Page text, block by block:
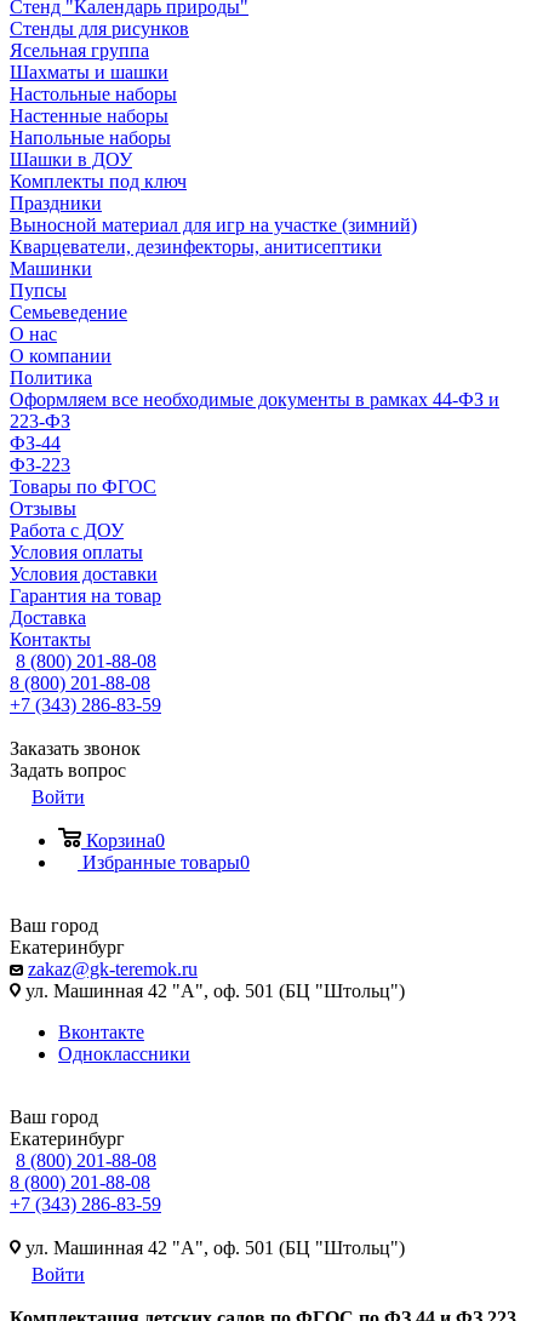
Стенд "Календарь природы"
Стенды для рисунков
Ясельная группа
Шахматы и шашки
Настольные наборы
Настенные наборы
Напольные наборы
Шашки в ДОУ
Комплекты под ключ
Праздники
Выносной материал для игр на участке (зимний)
Кварцеватели, дезинфекторы, анитисептики
Машинки
Пупсы
Семьеведение
О нас
О компании
Политика
Оформляем все необходимые документы в рамках 44-ФЗ и
223-ФЗ
ФЗ-44
ФЗ-223
Товары по ФГОС
Отзывы
Работа с ДОУ
Условия оплаты
Условия доставки
Гарантия на товар
Доставка
Контакты
8 (800) 201-88-08
8 (800) 201-88-08
+7 (343) 286-83-59
Заказать звонок
Задать вопрос
Войти
Корзина0
Избранные товары0
Ваш город
Екатеринбург
zakaz@gk-teremok.ru
ул. Машинная 42 "А", оф. 501 (БЦ "Штольц")
Вконтакте
Одноклассники
Ваш город
Екатеринбург
8 (800) 201-88-08
8 (800) 201-88-08
+7 (343) 286-83-59
ул. Машинная 42 "А", оф. 501 (БЦ "Штольц")
Войти